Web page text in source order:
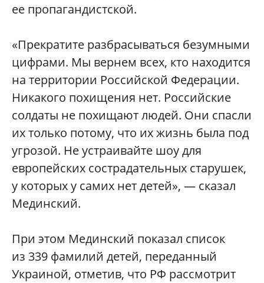
ее пропагандистской.
«Прекратите разбрасываться безумными
цифрами. Мы вернем всех, кто находится
на территории Российской Федерации.
Никакого похищения нет. Российские
солдаты не похищают людей. Они спасли
их только потому, что их жизнь была под
угрозой. Не устраивайте шоу для
европейских сострадательных старушек,
у которых у самих нет детей», — сказал
Мединский.
При этом Мединский показал список
из 339 фамилий детей, переданный
Украиной, отметив, что РФ рассмотрит